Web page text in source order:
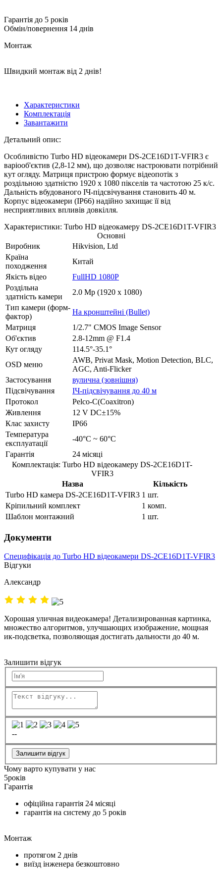
Гарантія до 5 років
Обмін/повернення 14 днів
Монтаж
Швидкий монтаж від 2 днів!
Характеристики
Комплектація
Завантажити
Детальний опис:
Особливістю Turbo HD відеокамери DS-2CE16D1T-VFIR3 є
варіооб'єктив (2,8-12 мм), що дозволяє настроювати потрібний
кут огляду. Матриця пристрою формує відеопотік з
роздільною здатністю 1920 х 1080 пікселів та частотою 25 к/с.
Дальність вбудованого ІЧ-підсвічування становить 40 м.
Корпус відеокамери (IP66) надійно захищає її від
несприятливих впливів довкілля.
Характеристики: Turbo HD відеокамеру DS-2CE16D1T-VFIR3
Основні
Виробник
Hikvision, Ltd
Країна
походження
Китай
Якість відео
FullHD 1080P
Роздільна
здатність камери
2.0 Mp (1920 x 1080)
Тип камери (форм-
фактор)
На кронштейні (Bullet)
Матриця
1/2.7" CMOS Image Sensor
Об'єктив
2.8-12mm @ F1.4
Кут огляду
114.5°-35.1°
OSD меню
AWB, Privat Mask, Motion Detection, BLC,
AGC, Anti-Flicker
Застосування
вулична (зовнішня)
Підсвічування
ІЧ-підсвічування до 40 м
Протокол
Pelco-C(Coaxitron)
Живлення
12 V DC±15%
Клас захисту
IP66
Температура
експлуатації
-40°C ~ 60°C
Гарантія
24 місяці
Комплектація: Turbo HD відеокамеру DS-2CE16D1T-
VFIR3
Назва
Кількість
Turbo HD камера DS-2CE16D1T-VFIR3 1 шт.
Кріпильний комплект
1 комп.
Шаблон монтажний
1 шт.
Документи
Специфікація до Turbo HD відеокамери DS-2CE16D1T-VFIR3
Відгуки
Александр
Хорошая уличная видеокамера! Детализированная картинка,
множество алгоритмов, улучшающих изображение, мощная
ик-подсветка, позволяющая достигать дальности до 40 м.
Залишити відгук
--
Залишити відгук
Чому варто купувати у нас
5років
Гарантія
офіційна гарантія 24 місяці
гарантія на систему до 5 років
Монтаж
протягом 2 днів
виїзд інженера безкоштовно